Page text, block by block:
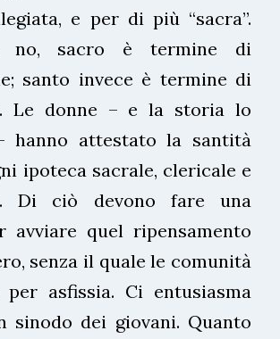
e per di più “sacra”.
no, sacro è termine di
santo invece è termine di
Le donne – e la storia lo
hanno attestato la santità
ipoteca sacrale, clericale e
Di ciò devono fare una
avviare quel ripensamento
senza il quale le comunità
asfissia. Ci entusiasma
sinodo dei giovani. Quanto